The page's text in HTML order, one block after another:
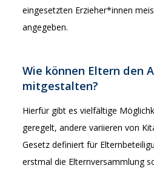
eingesetzten Erzieher*innen
angegeben.
Wie können Eltern den
mitgestalten?
Hierfür gibt es vielfältige
geregelt, andere variieren von
Gesetz definiert für
erstmal die Elternversammlung